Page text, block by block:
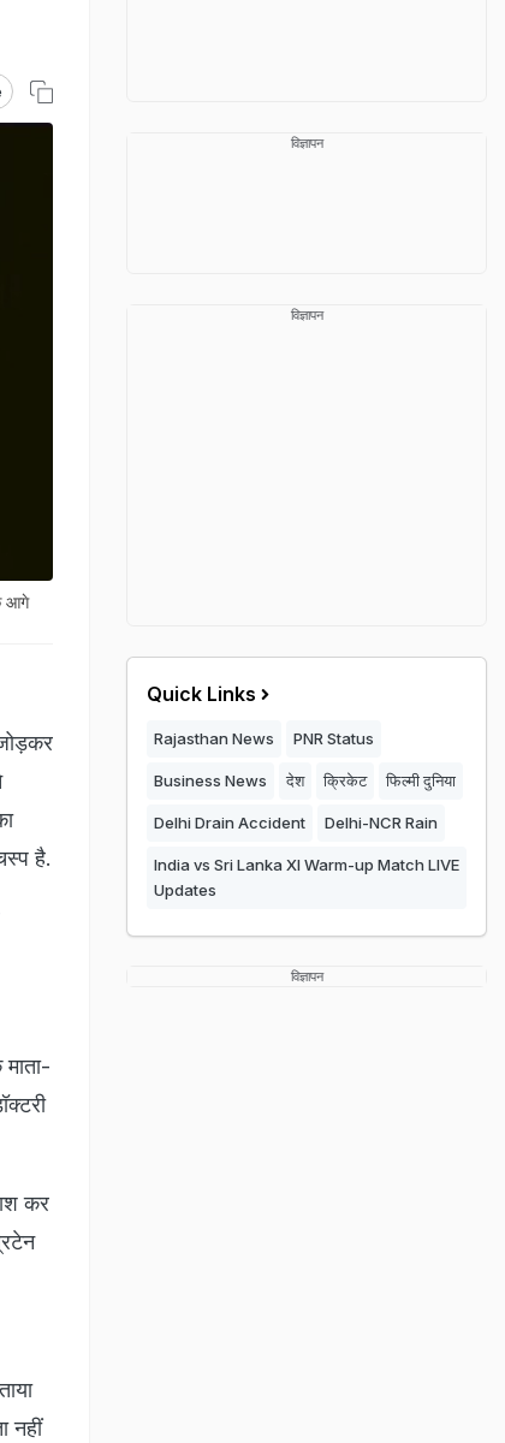
आगे
है.
कर
नहीं
विज्ञापन
विज्ञापन
Quick Links
Rajasthan News PNR Status
Business News देश क्रिकेट फिल्मी दुनिया
Delhi Drain Accident Delhi-NCR Rain
India vs Sri Lanka XI Warm-up Match LIVE
Updates
विज्ञापन